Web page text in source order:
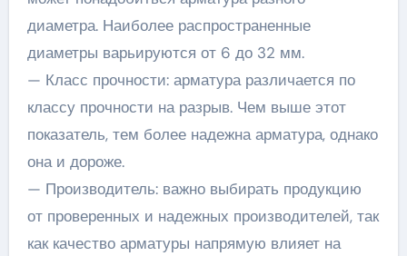
диаметра. Наиболее распространенные
диаметры варьируются от 6 до 32 мм.
— Класс прочности: арматура различается по
классу прочности на разрыв. Чем выше этот
показатель, тем более надежна арматура, однако
она и дороже.
— Производитель: важно выбирать продукцию
от проверенных и надежных производителей, так
как качество арматуры напрямую влияет на